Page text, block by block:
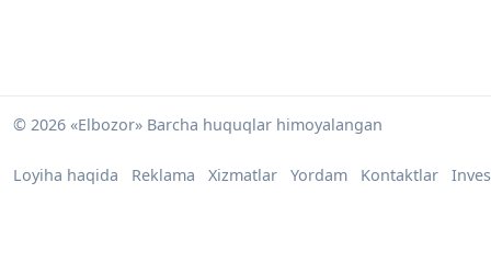
© 2026 «Elbozor» Barcha huquqlar himoyalangan
Loyiha haqida Reklama Xizmatlar Yordam Kontaktlar